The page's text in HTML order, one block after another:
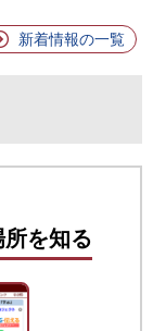
新着情報の一覧
を知る